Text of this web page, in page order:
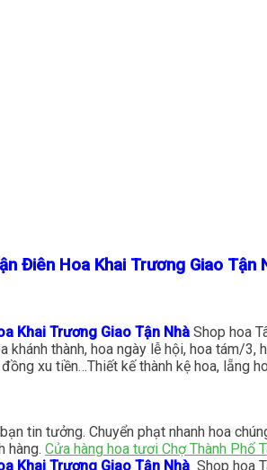
Điên Hoa Khai Trương Giao Tận
Khai Trương Giao Tận Nhà Shop hoa
khánh thành, hoa ngày lễ hội, hoa
xu tiền…Thiết kế thành kệ hoa, lẵng
tin tưởng. Chuyển phạt nhanh hoa
hàng. Cửa hàng hoa tươi Chợ Thành Phố
Khai Trương Giao Tận Nhà Shop hoa